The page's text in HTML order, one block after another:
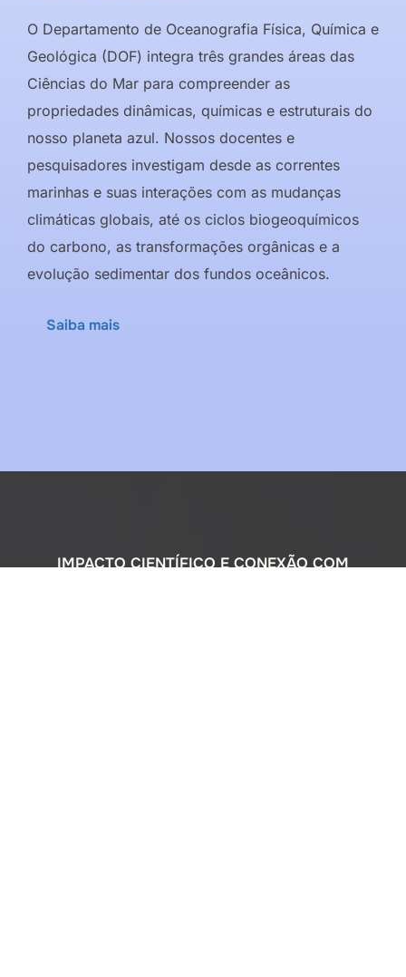
O Departamento de Oceanografia Física, Química e
Geológica (DOF) integra três grandes áreas das
Ciências do Mar para compreender as
propriedades dinâmicas, químicas e estruturais do
nosso planeta azul. Nossos docentes e
pesquisadores investigam desde as correntes
marinhas e suas interações com as mudanças
climáticas globais, até os ciclos biogeoquímicos
do carbono, as transformações orgânicas e a
evolução sedimentar dos fundos oceânicos.
Saiba mais
IMPACTO CIENTÍFICO E CONEXÃO COM